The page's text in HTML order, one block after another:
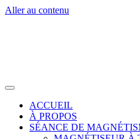
Aller au contenu
ACCUEIL
À PROPOS
SÉANCE DE